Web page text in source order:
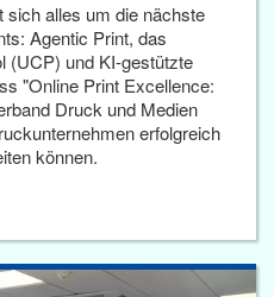
sich alles um die nächste
Agentic Print, das
(UCP) und KI-gestützte
"Online Print Excellence:
Druck und Medien
erfolgreich
können.